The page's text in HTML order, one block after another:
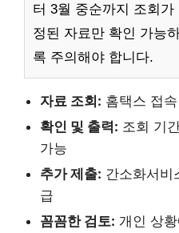
터 3월 중순까지 조회
정된 자료만 확인 가능
록 주의해야 합니다.
자료 조회: 홈택스 접
확인 및 출력: 조회 기
가능
추가 제출: 간소화서비
급
꼼꼼한 검토: 개인 상